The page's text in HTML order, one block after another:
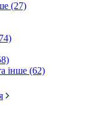
(27)
інше (62)